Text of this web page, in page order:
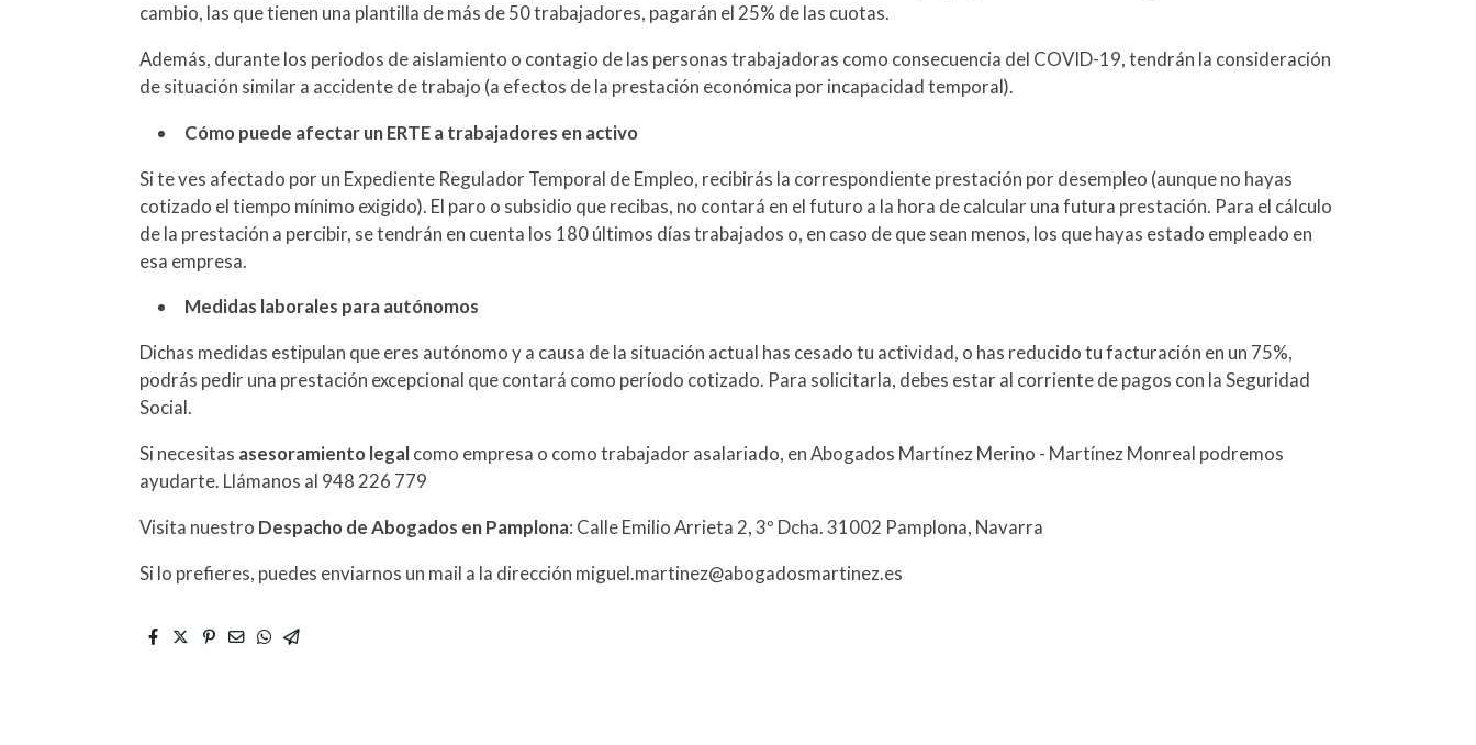
cambio, las que tienen una plantilla de más de 50 trabajadores, pagarán el 25% de las cuotas.
Además, durante los periodos de aislamiento o contagio de las personas trabajadoras como consecuencia del COVID-19, tendrán la consideración
de situación similar a accidente de trabajo (a efectos de la prestación económica por incapacidad temporal).
Cómo puede afectar un ERTE a trabajadores en activo
Si te ves afectado por un Expediente Regulador Temporal de Empleo, recibirás la correspondiente prestación por desempleo (aunque no hayas
cotizado el tiempo mínimo exigido). El paro o subsidio que recibas, no contará en el futuro a la hora de calcular una futura prestación. Para el cálculo
de la prestación a percibir, se tendrán en cuenta los 180 últimos días trabajados o, en caso de que sean menos, los que hayas estado empleado en
esa empresa.
Medidas laborales para autónomos
Dichas medidas estipulan que eres autónomo y a causa de la situación actual has cesado tu actividad, o has reducido tu facturación en un 75%,
podrás pedir una prestación excepcional que contará como período cotizado. Para solicitarla, debes estar al corriente de pagos con la Seguridad
Social.
Si necesitas asesoramiento legalcomo empresa o como trabajador asalariado, en Abogados Martínez Merino - Martínez Monreal podremos
ayudarte. Llámanos al 948 226 779
Visita nuestro Despacho de Abogados en Pamplona: Calle Emilio Arrieta 2, 3º Dcha. 31002 Pamplona, Navarra ‎
Si lo prefieres, puedes enviarnos un mail a la dirección miguel.martinez@abogadosmartinez.es